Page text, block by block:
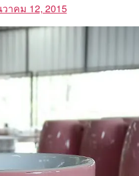
าคม 12, 2015